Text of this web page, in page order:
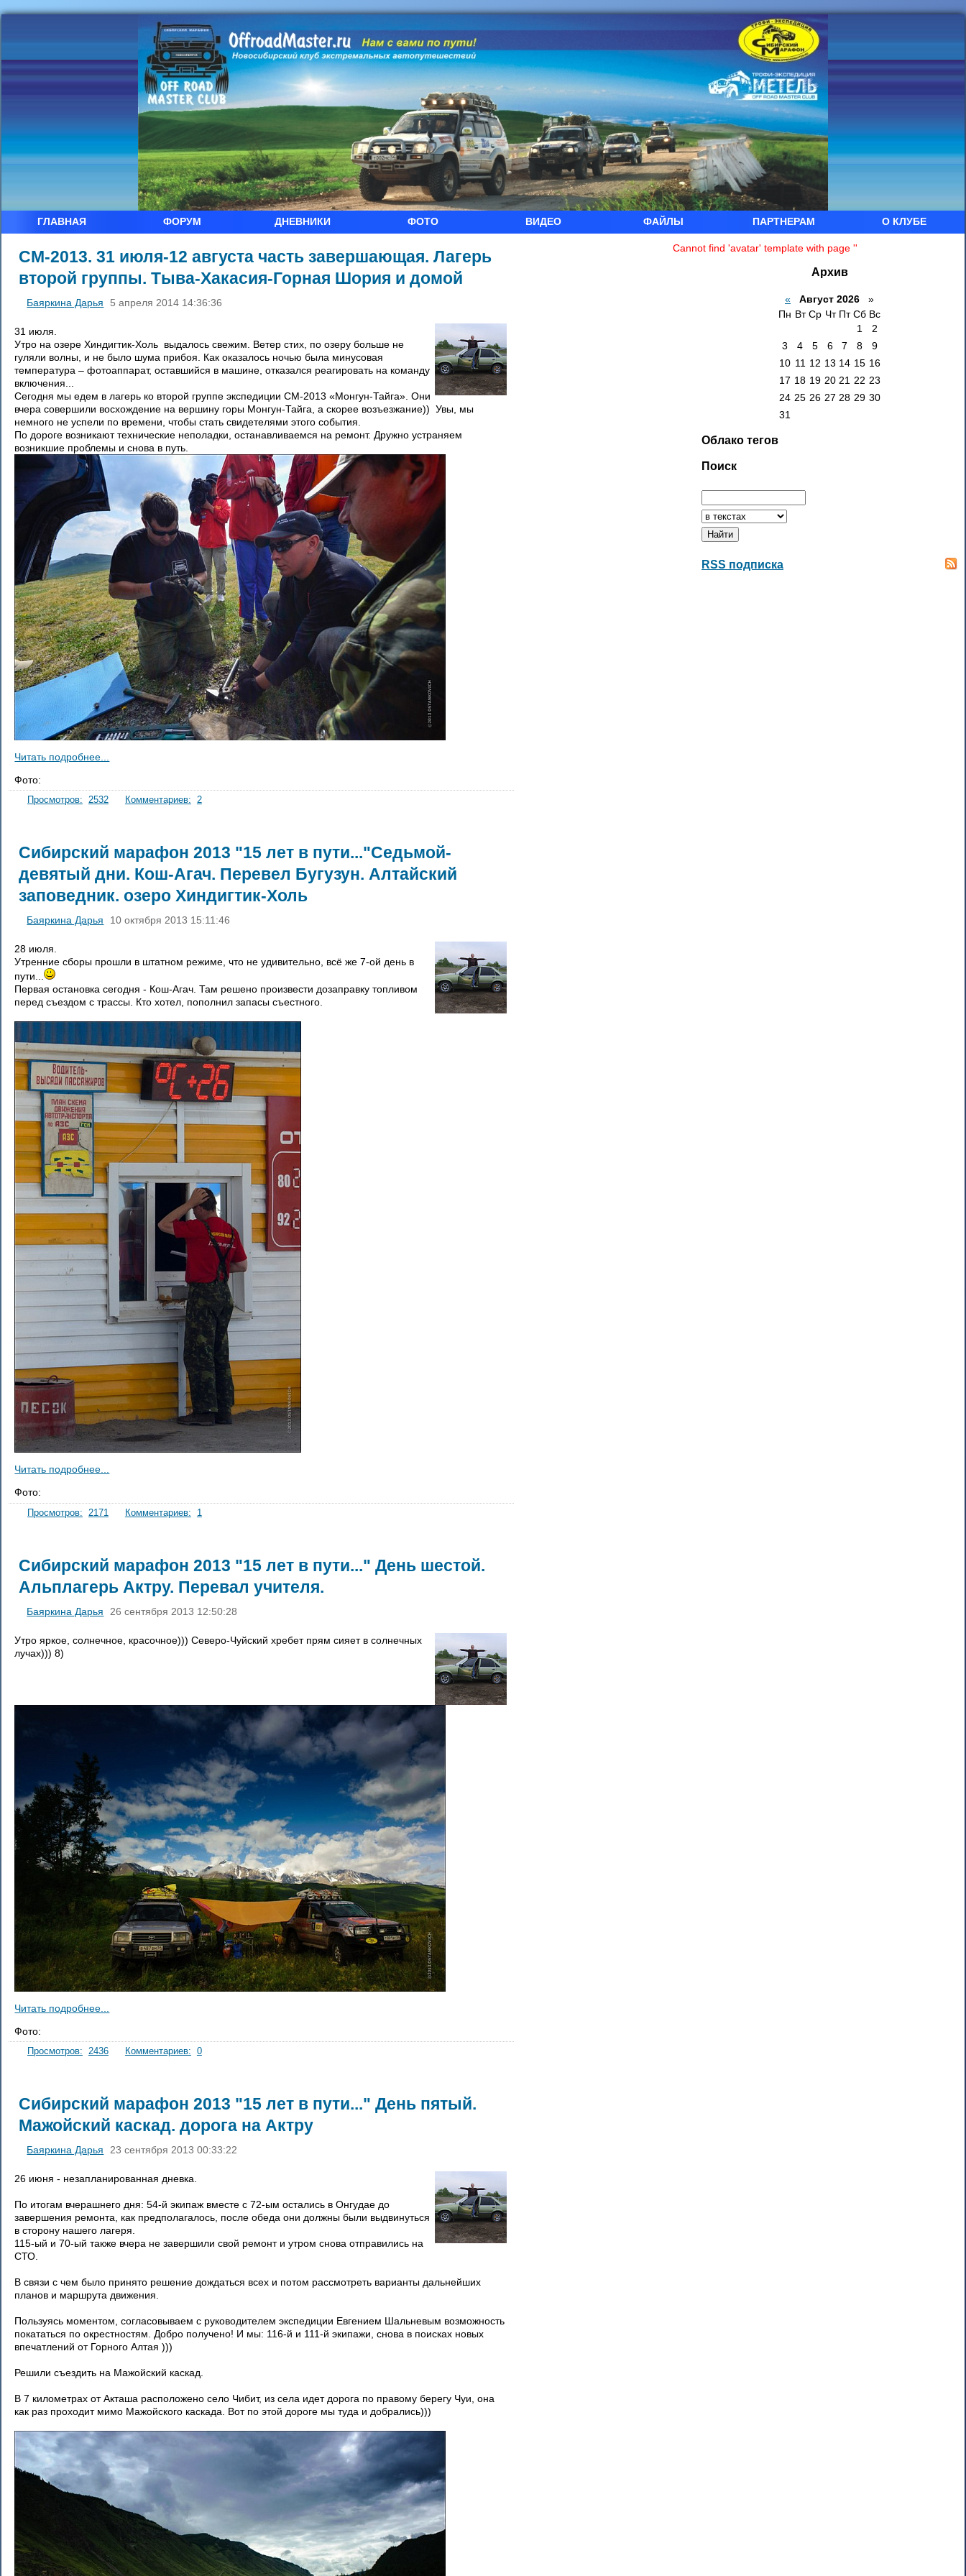
ГЛАВНАЯ ФОРУМ ДНЕВНИКИ ФОТО ВИДЕО ФАЙЛЫ ПАРТНЕРАМ О КЛУБЕ
СМ-2013. 31 июля-12 августа часть завершающая. Лагерь
второй группы. Тыва-Хакасия-Горная Шория и домой
Баяркина Дарья 5 апреля 2014 14:36:36
31 июля.
Утро на озере Хиндигтик-Холь выдалось свежим. Ветер стих, по озеру больше не
гуляли волны, и не было шума прибоя. Как оказалось ночью была минусовая
температура – фотоаппарат, оставшийся в машине, отказался реагировать на команду
включения...
Сегодня мы едем в лагерь ко второй группе экспедиции СМ-2013 «Монгун-Тайга». Они
вчера совершили восхождение на вершину горы Монгун-Тайга, а скорее возъезжание)) Увы, мы
немного не успели по времени, чтобы стать свидетелями этого события.
По дороге возникают технические неполадки, останавливаемся на ремонт. Дружно устраняем
возникшие проблемы и снова в путь.
Читать подробнее...
Фото:
Просмотров: 2532 Комментариев: 2
Сибирский марафон 2013 "15 лет в пути..."Седьмой-
девятый дни. Кош-Агач. Перевел Бугузун. Алтайский
заповедник. озеро Хиндигтик-Холь
Баяркина Дарья 10 октября 2013 15:11:46
28 июля.
Утренние сборы прошли в штатном режиме, что не удивительно, всё же 7-ой день в
пути...
Первая остановка сегодня - Кош-Агач. Там решено произвести дозаправку топливом
перед съездом с трассы. Кто хотел, пополнил запасы съестного.
Читать подробнее...
Фото:
Просмотров: 2171 Комментариев: 1
Сибирский марафон 2013 "15 лет в пути..." День шестой.
Альплагерь Актру. Перевал учителя.
Баяркина Дарья 26 сентября 2013 12:50:28
Утро яркое, солнечное, красочное))) Северо-Чуйский хребет прям сияет в солнечных
лучах))) 8)
Читать подробнее...
Фото:
Просмотров: 2436 Комментариев: 0
Сибирский марафон 2013 "15 лет в пути..." День пятый.
Мажойский каскад. дорога на Актру
Баяркина Дарья 23 сентября 2013 00:33:22
26 июня - незапланированная дневка.
По итогам вчерашнего дня: 54-й экипаж вместе с 72-ым остались в Онгудае до
завершения ремонта, как предполагалось, после обеда они должны были выдвинуться
в сторону нашего лагеря.
115-ый и 70-ый также вчера не завершили свой ремонт и утром снова отправились на
СТО.
В связи с чем было принято решение дождаться всех и потом рассмотреть варианты дальнейших
планов и маршрута движения.
Пользуясь моментом, согласовываем с руководителем экспедиции Евгением Шальневым возможность
покататься по окрестностям. Добро получено! И мы: 116-й и 111-й экипажи, снова в поисках новых
впечатлений от Горного Алтая )))
Решили съездить на Мажойский каскад.
В 7 километрах от Акташа расположено село Чибит, из села идет дорога по правому берегу Чуи, она
как раз проходит мимо Мажойского каскада. Вот по этой дороге мы туда и добрались)))
Cannot find 'avatar' template with page ''
Архив
« Август 2026
»
Пн Вт Ср Чт Пт Сб Вс
1
2
3
4 5 6 7 8
9
10 11 12 13 14 15 16
17 18 19 20 21 22 23
24 25 26 27 28 29 30
31
Облако тегов
Поиск
RSS подписка